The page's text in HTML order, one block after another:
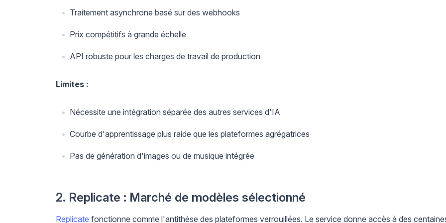
Traitement asynchrone basé sur des webhooks
Prix compétitifs à grande échelle
API robuste pour les charges de travail de production
Limites :
Nécessite une intégration séparée des autres services d'IA
Courbe d'apprentissage plus raide que les plateformes agrégatrices
Pas de génération d'images ou de musique intégrée
2. Replicate : Marché de modèles sélectionné
Replicate fonctionne comme l'antithèse des plateformes verrouillées. Le service donne accès à des